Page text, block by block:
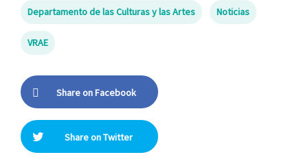
Departamento de las Culturas y las Artes Noticias
VRAE
Share on Facebook
Share on Twitter